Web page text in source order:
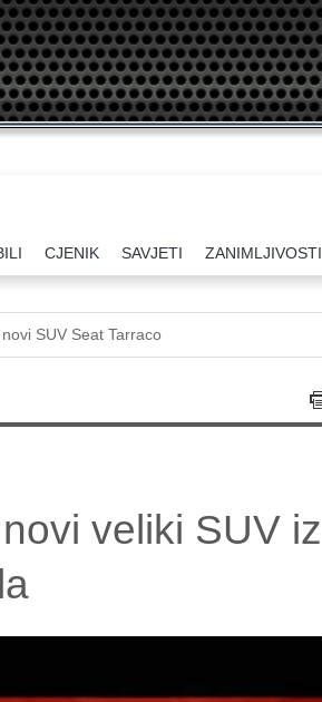
CJENIK SAVJETI ZANIMLJIVOSTI
SUV Seat Tarraco
veliki SUV iz